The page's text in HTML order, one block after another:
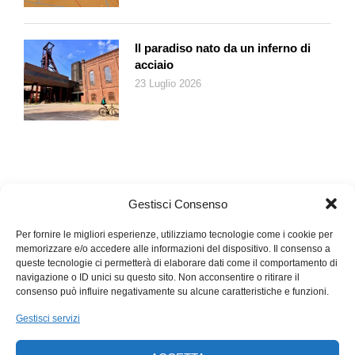
Gestisci Consenso
Per fornire le migliori esperienze, utilizziamo tecnologie come i cookie per
memorizzare e/o accedere alle informazioni del dispositivo. Il consenso a
queste tecnologie ci permetterà di elaborare dati come il comportamento di
navigazione o ID unici su questo sito. Non acconsentire o ritirare il
consenso può influire negativamente su alcune caratteristiche e funzioni.
Gestisci servizi
problemi possono insorgere con più frequenza in primavera ed
estate.
Alcuni esempi sono dati da attacchi di oziorinco, un insetto
coleottero ghiotto di foglie, con morsicature dalla caratteristica
forma a mezzaluna, ma eliminabili con l’uso di larve biologiche
di nematodi entomopatogeni, che si nutrono a loro volta delle
larve di questo insetto.
un rimedio preventivo consiste nel non abbondare con concimi
di piretro.
Le camelie, se coltivate in ambienti umidi, possono sviluppare,
infine, dei funghi, come la fumaggine, da trattare con
anticrittogamici a base di rame; prodotto molto utile per
Il paradiso nato da un inferno di
acciaio
23 Luglio 2026